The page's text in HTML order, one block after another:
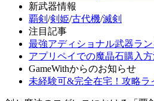
新武器情報
覇剣 /剣姫/古代機/滅剣
注目記事
最強アディショナル武器ラ
アプリペイでの魔晶石購入
GameWithからのお知らせ
未経験可&完全在宅！攻略ラ